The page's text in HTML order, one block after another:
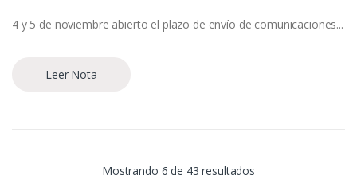
4 y 5 de noviembre abierto el plazo de envío de comunicaciones...
Leer Nota
Mostrando 6 de 43 resultados